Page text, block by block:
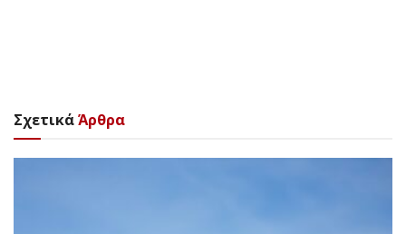
ΣχετικάΆρθρα